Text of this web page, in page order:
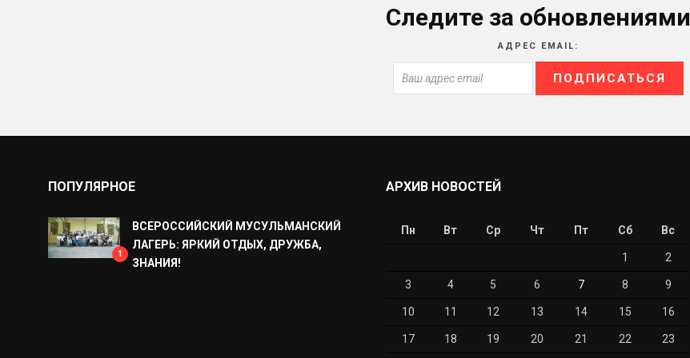
Следите за обновлениями
АДРЕС EMAIL:
ПОПУЛЯРНОЕ
1
ВСЕРОССИЙСКИЙ МУСУЛЬМАНСКИЙ
ЛАГЕРЬ: ЯРКИЙ ОТДЫХ, ДРУЖБА,
ЗНАНИЯ!
АРХИВ НОВОСТЕЙ
Пн Вт Ср Чт Пт Сб Вс
1 2
3 4 5 6 7 8 9
10 11 12 13 14 15 16
17 18 19 20 21 22 23